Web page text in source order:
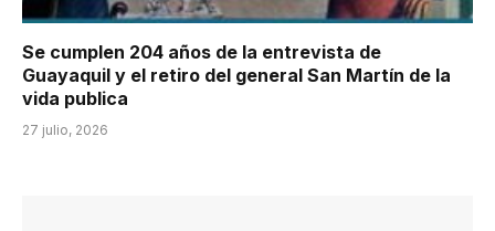
Se cumplen 204 años de la entrevista de
Guayaquil y el retiro del general San Martín de la
vida publica
27 julio, 2026